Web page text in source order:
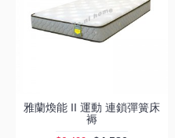
雅蘭煥能 II 運動 連鎖彈簧床
褥